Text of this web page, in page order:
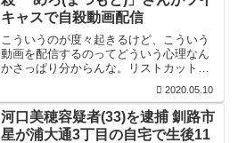
キャスで自殺動画配信
こういうのが度々起きるけど、こういう
動画を配信するのってどういう心理なん
かさっぱり分からんな。リストカット動
2020.05.10
河口美穂容疑者(33)を逮捕 釧路市
星が浦大通3丁目の自宅で生後11